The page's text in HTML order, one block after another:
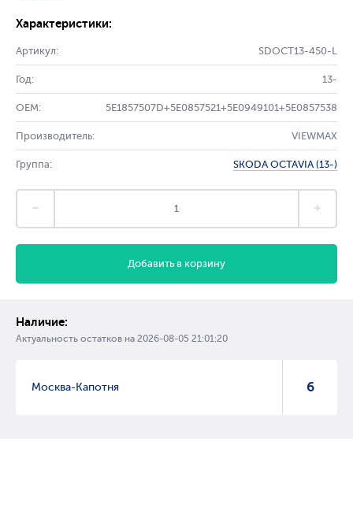
Характеристики:
Артикул: SDOCT13-450-L
Год: 13-
OEM: 5E1857507D+5E0857521+5E0949101+5E0857538
Производитель: VIEWMAX
Группа: SKODA OCTAVIA (13-)
Добавить в корзину
Наличие:
Актуальность остатков на 2026-08-05 21:01:20
Москва-Капотня 6